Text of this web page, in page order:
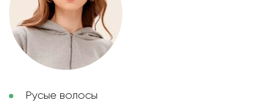
Русые волосы